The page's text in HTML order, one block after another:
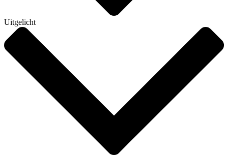
Uitgelicht